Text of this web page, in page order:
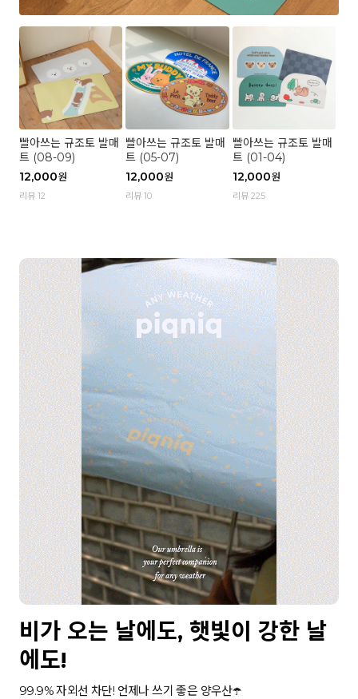
빨아쓰는 규조토 발매
트 (08-09)
12,000원
리뷰 12
빨아쓰는 규조토 발매
트 (05-07)
12,000원
리뷰 10
빨아쓰는 규조토 발매
트 (01-04)
12,000원
리뷰 225
비가 오는 날에도, 햇빛이 강한 날
에도!
99.9% 자외선 차단! 언제나 쓰기 좋은 양우산☂️